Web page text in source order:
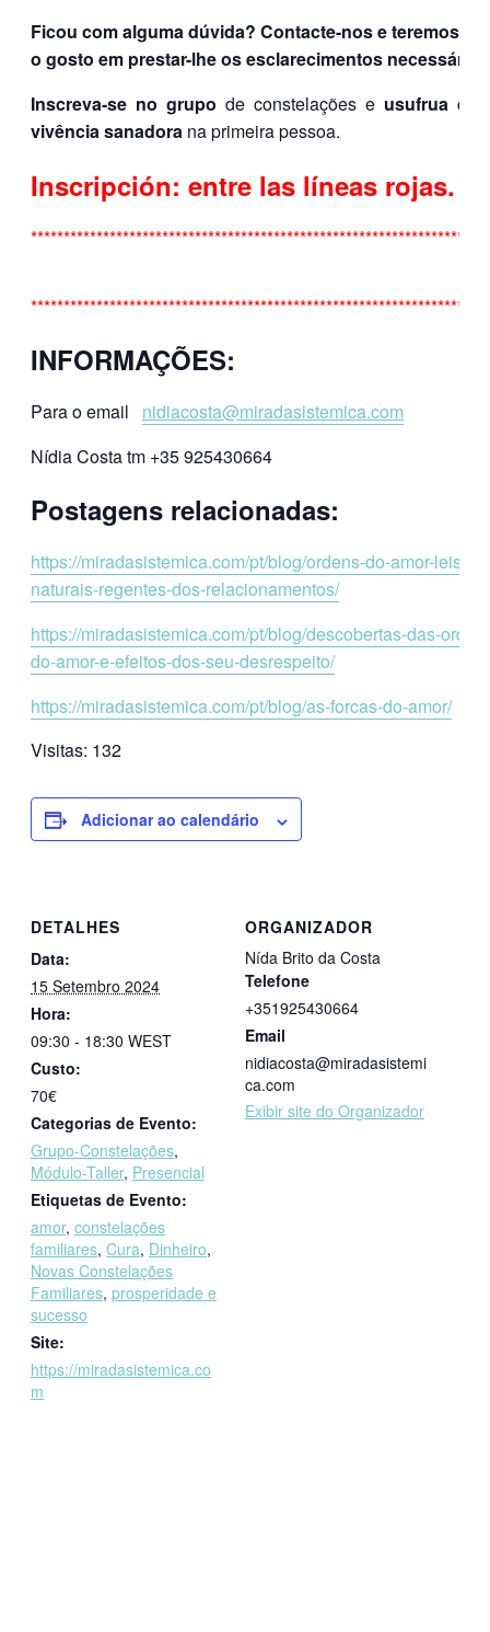
Ficou com alguma dúvida? Contacte-nos e teremos
o gosto em prestar-lhe os esclarecimentos
Inscreva-se no grupo de constelações e usufrua
vivência sanadora na primeira pessoa.
Inscripción: entre las líneas rojas.
INFORMAÇÕES:
Para o email
nidiacosta@miradasistemica.com
Nídia Costa tm +35 925430664
Postagens relacionadas:
https://miradasistemica.com/pt/blog/ordens-do-amor-leis-
naturais-regentes-dos-relacionamentos/
https://miradasistemica.com/pt/blog/descobertas-das-
do-amor-e-efeitos-dos-seu-desrespeito/
https://miradasistemica.com/pt/blog/as-forcas-do-amor/
Visitas: 132
Adicionar ao calendário
DETALHES
Data:
15 Setembro 2024
Hora:
09:30 - 18:30 WEST
Custo:
70€
Categorias de Evento:
Grupo-Constelações,
Módulo-Taller, Presencial
Etiquetas de Evento:
amor, constelações
familiares, Cura, Dinheiro,
Novas Constelações
Familiares, prosperidade e
sucesso
Site:
https://miradasistemica.co
m
ORGANIZADOR
Nída Brito da Costa
Telefone
+351925430664
Email
nidiacosta@miradasistemi
ca.com
Exibir site do Organizador